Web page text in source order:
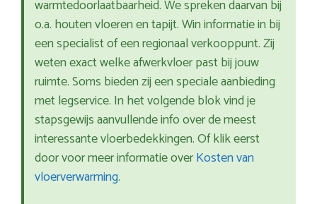
warmtedoorlaatbaarheid. We spreken daarvan bij
o.a. houten vloeren en tapijt. Win informatie in bij
een specialist of een regionaal verkooppunt. Zij
weten exact welke afwerkvloer past bij jouw
ruimte. Soms bieden zij een speciale aanbieding
met legservice. In het volgende blok vind je
stapsgewijs aanvullende info over de meest
interessante vloerbedekkingen. Of klik eerst
door voor meer informatie overKosten van
vloerverwarming.